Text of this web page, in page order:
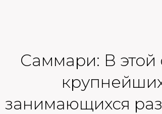
Саммари: В этой
занимающихся